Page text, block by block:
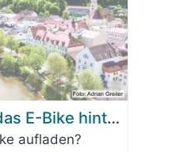
Favorit
Ladestation für das E-Bike hinter dem Museum
aufladen?